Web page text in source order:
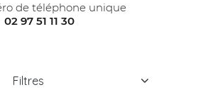
de téléphone unique
02 97 51 11 30